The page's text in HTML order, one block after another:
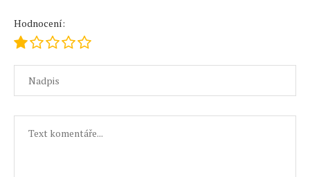
Hodnocení: